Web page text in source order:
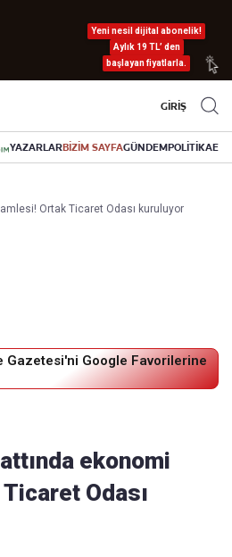
Yeni nesil dijital abonelik!
Aylık 19 TL’ den
başlayan fiyatlarla.
GİRİŞ
YAZARLARBİZİM SAYFAGÜNDEMPOLİTİKA
Ortak Ticaret Odası kuruluyor
Gazetesi'ni Google Favorilerine
ekonomi
Odası